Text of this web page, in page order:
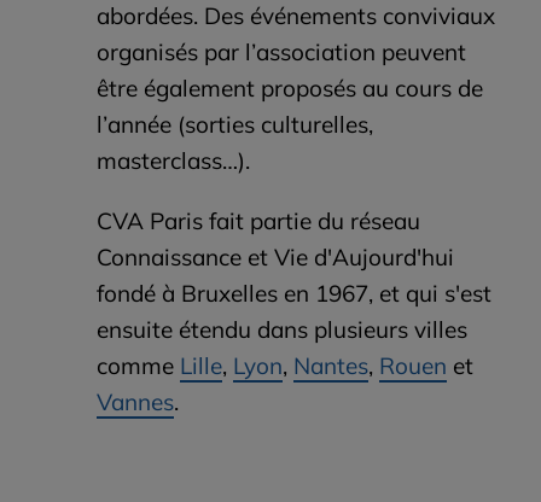
abordées. Des événements conviviaux
organisés par l’association peuvent
être également proposés au cours de
l’année (sorties culturelles,
masterclass…).
CVA Paris fait partie du réseau
Connaissance et Vie d'Aujourd'hui
fondé à Bruxelles en 1967, et qui s'est
ensuite étendu dans plusieurs villes
comme Lille, Lyon, Nantes, Rouen et
Vannes.